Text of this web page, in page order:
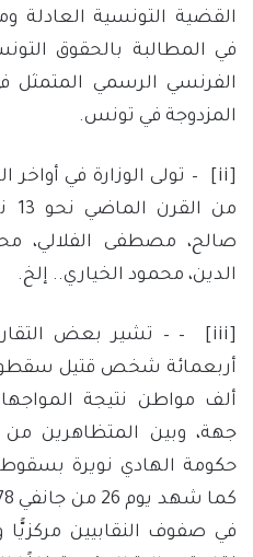
القضية التونسية العادلة
في المطالبة بالحقوق
الفرنسي الرسمي المتمثل
المزدوجة في تونس.
– تولى الوزارة في
صالح، مصطفى الفلالي،
الدين، محمود الخياري.. إلخ.
– – تشير بعض
أربعمائة شخص قتيل سقطوا
ألف مواطن نتيجة
جهة، وبين المتظاهرين
في صفوف النقابيين مركزيًّا